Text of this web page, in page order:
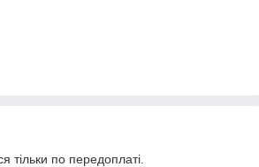
тільки по передоплаті.